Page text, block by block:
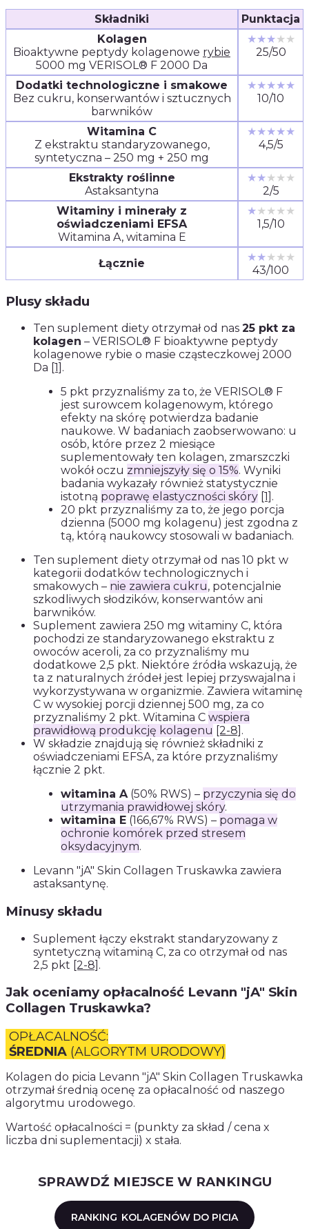
Składniki
Punktacja
Kolagen
Bioaktywne peptydy kolagenowe rybie
5000 mg VERISOL® F 2000 Da
★★★★★
25/50
Dodatki technologiczne i smakowe
Bez cukru, konserwantów i sztucznych
barwników
★★★★★
10/10
Witamina C
Z ekstraktu standaryzowanego,
syntetyczna – 250 mg + 250 mg
★★★★★
4,5/5
Ekstrakty roślinne
Astaksantyna
★★★★★
2/5
Witaminy i minerały z
oświadczeniami EFSA
Witamina A, witamina E
★★★★★
1,5/10
Łącznie ★★★★★
43/100
Plusy składu
Ten suplement diety otrzymał od nas 25 pkt za
kolagen – VERISOL® F bioaktywne peptydy
kolagenowe rybie o masie cząsteczkowej 2000
Da [1] .
5 pkt przyznaliśmy za to, że VERISOL® F
jest surowcem kolagenowym, którego
efekty na skórę potwierdza badanie
naukowe. W badaniach zaobserwowano: u
osób, które przez 2 miesiące
suplementowały ten kolagen, zmarszczki
wokół oczu zmniejszyły się o 15%. Wyniki
badania wykazały również statystycznie
istotną poprawę elastyczności skóry [1] .
20 pkt przyznaliśmy za to, że jego porcja
dzienna (5000 mg kolagenu) jest zgodna z
tą, którą naukowcy stosowali w badaniach.
Ten suplement diety otrzymał od nas 10 pkt w
kategorii dodatków technologicznych i
smakowych – nie zawiera cukru, potencjalnie
szkodliwych słodzików, konserwantów ani
barwników.
Suplement zawiera 250 mg witaminy C, która
pochodzi ze standaryzowanego ekstraktu z
owoców aceroli, za co przyznaliśmy mu
dodatkowe 2,5 pkt. Niektóre źródła wskazują, że
ta z naturalnych źródeł jest lepiej przyswajalna i
wykorzystywana w organizmie. Zawiera witaminę
C w wysokiej porcji dziennej 500 mg, za co
przyznaliśmy 2 pkt. Witamina C wspiera
prawidłową produkcję kolagenu [2-8] .
W składzie znajdują się również składniki z
oświadczeniami EFSA, za które przyznaliśmy
łącznie 2 pkt.
witamina A(50% RWS) – przyczynia się do
utrzymania prawidłowej skóry.
witamina E (166,67% RWS) – pomaga w
ochronie komórek przed stresem
oksydacyjnym.
Levann "jA" Skin Collagen Truskawka zawiera
astaksantynę.
Minusy składu
Suplement łączy ekstrakt standaryzowany z
syntetyczną witaminą C, za co otrzymał od nas
2,5 pkt [2-8] .
Jak oceniamy opłacalność Levann "jA" Skin
Collagen Truskawka?
OPŁACALNOŚĆ:
ŚREDNIA (ALGORYTM URODOWY)
Kolagen do picia Levann "jA" Skin Collagen Truskawka
otrzymał średnią ocenę za opłacalność od naszego
algorytmu urodowego.
Wartość opłacalności = (punkty za skład / cena x
liczba dni suplementacji) x stała.
SPRAWDŹ MIEJSCE W RANKINGU
RANKING KOLAGENÓW DO PICIA